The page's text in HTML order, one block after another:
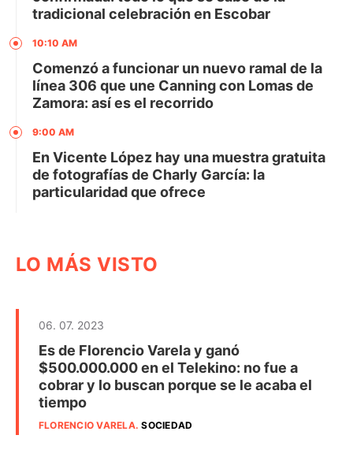
tradicional celebración en Escobar
10:10 AM
Comenzó a funcionar un nuevo ramal de la
línea 306 que une Canning con Lomas de
Zamora: así es el recorrido
9:00 AM
En Vicente López hay una muestra gratuita
de fotografías de Charly García: la
particularidad que ofrece
LO MÁS VISTO
06. 07. 2023
Es de Florencio Varela y ganó
$500.000.000 en el Telekino: no fue a
cobrar y lo buscan porque se le acaba el
tiempo
FLORENCIO VARELA.SOCIEDAD